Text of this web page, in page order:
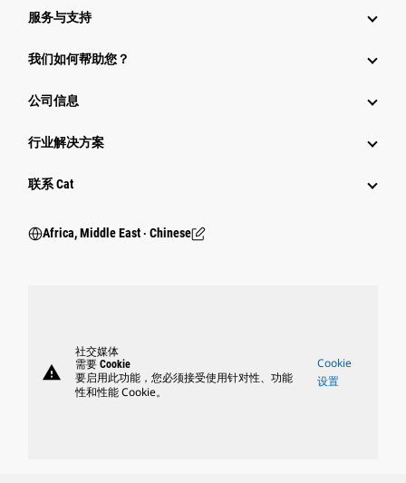
服务与支持
我们如何帮助您？
公司信息
行业解决方案
行业
联系 Cat
Africa, Middle East ‧ Chinese
warning
社交媒体
需要 Cookie
要启用此功能，您必须接受使用针对性、功能
性和性能 Cookie。
Cookie
设置